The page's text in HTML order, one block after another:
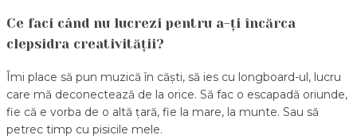
Ce faci când nu lucrezi pentru a-ți încărca
clepsidra creativității?
Îmi place să pun muzică în căști, să ies cu longboard-ul, lucru
care mă deconectează de la orice. Să fac o escapadă oriunde,
fie că e vorba de o altă țară, fie la mare, la munte. Sau să
petrec timp cu pisicile mele.